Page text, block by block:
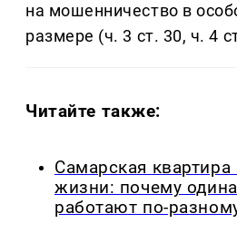
на мошенничество в
размере (ч. 3 ст. 30, ч. 4
Читайте также:
Самарская квартира
жизни: почему
работают по-